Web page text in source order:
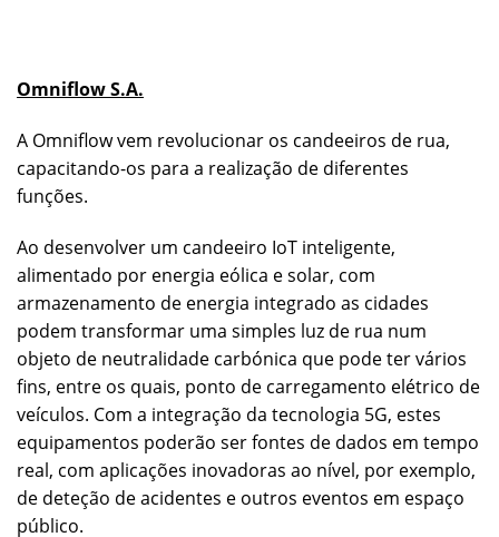
Omniflow S.A.
A Omniflow vem revolucionar os candeeiros de rua,
capacitando-os para a realização de diferentes
funções.
Ao desenvolver um candeeiro IoT inteligente,
alimentado por energia eólica e solar, com
armazenamento de energia integrado as cidades
podem transformar uma simples luz de rua num
objeto de neutralidade carbónica que pode ter vários
fins, entre os quais, ponto de carregamento elétrico de
veículos. Com a integração da tecnologia 5G, estes
equipamentos poderão ser fontes de dados em tempo
real, com aplicações inovadoras ao nível, por exemplo,
de deteção de acidentes e outros eventos em espaço
público.